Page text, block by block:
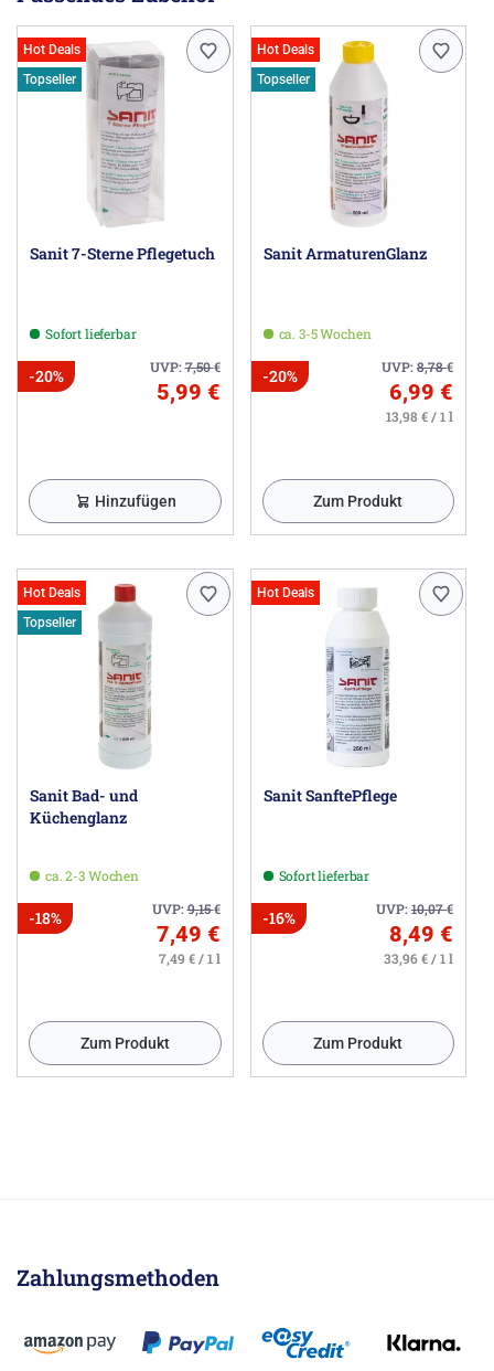
Hot Deals
Topseller
Sanit 7-Sterne Pflegetuch
Sofort lieferbar
UVP:7,50€
-20%
5,99 €
Hinzufügen
Hot Deals
Topseller
Sanit ArmaturenGlanz
ca. 3-5 Wochen
UVP:8,78€
-20%
6,99 €
13,98 € / 1 l
Zum Produkt
Hot Deals
Topseller
Sanit Bad- und
Küchenglanz
ca. 2-3 Wochen
UVP:9,15€
-18%
7,49 €
7,49 € / 1 l
Zum Produkt
Hot Deals
Sanit SanftePflege
Sofort lieferbar
UVP:10,07€
-16%
8,49 €
33,96 € / 1 l
Zum Produkt
Zahlungsmethoden